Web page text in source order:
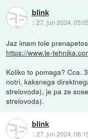
blink
::27. jun 2024,
Jaz imam tole
https://www.le-
Koliko to pomaga? Cca.
notri, kaksnega
strelovoda), je pa ze
strelovoda).
blink
::27. jun 2024,